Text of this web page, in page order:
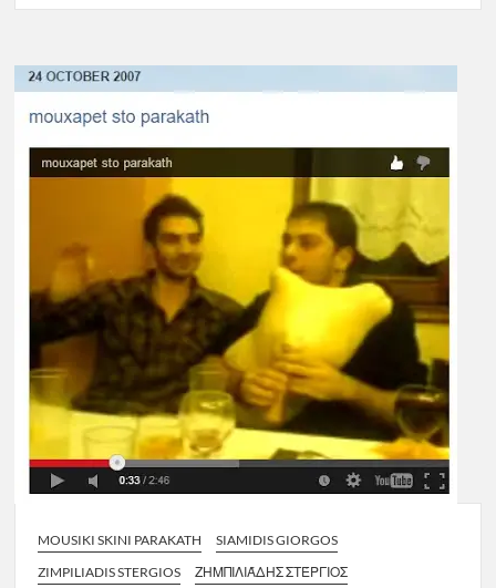
MOUSIKI SKINI PARAKATH
SIAMIDIS GIORGOS
ZIMPILIADIS STERGIOS
ΖΗΜΠΙΛΙΆΔΗΣ ΣΤΈΡΓΙΟΣ